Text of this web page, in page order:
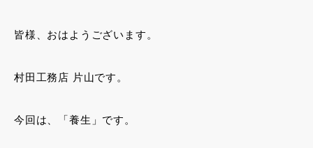
皆様、おはようございます。
村田工務店 片山です。
今回は、「養生」です。